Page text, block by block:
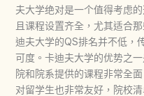
夫大学绝对是一个值得考虑
且课程设置齐全，尤其适合
迪夫大学的QS排名并不低，
可度。卡迪夫大学的优势之
院和院系提供的课程非常全
对留学生也非常友好，院校